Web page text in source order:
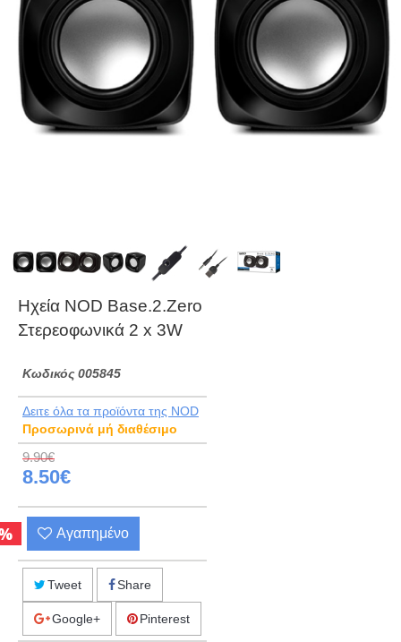
Ηχεία NOD Base.2.Zero
Στερεοφωνικά 2 x 3W
Kωδικός 005845
Δειτε όλα τα προϊόντα της NOD
Προσωρινά μή διαθέσιμο
9.90€
8.50€
Αγαπημένο
Tweet Share
Google+ Pinterest